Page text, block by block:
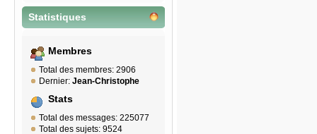
Statistiques
Membres
Total des membres: 2906
Dernier: Jean-Christophe
Stats
Total des messages: 225077
Total des sujets: 9524